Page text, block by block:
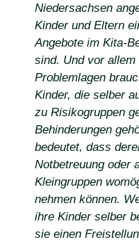
Niedersachsen
Kinder und Eltern
Angebote im Kita-
sind. Und vor
Problemlagen
Kinder, die selber
zu Risikogruppen
Behinderungen
bedeutet, dass
Notbetreuung oder
Kleingruppen
nehmen können.
ihre Kinder selber
sie einen